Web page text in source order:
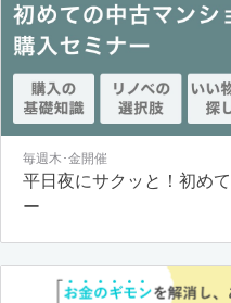
毎週木･金開催
平日夜にサクッと！初め
ー